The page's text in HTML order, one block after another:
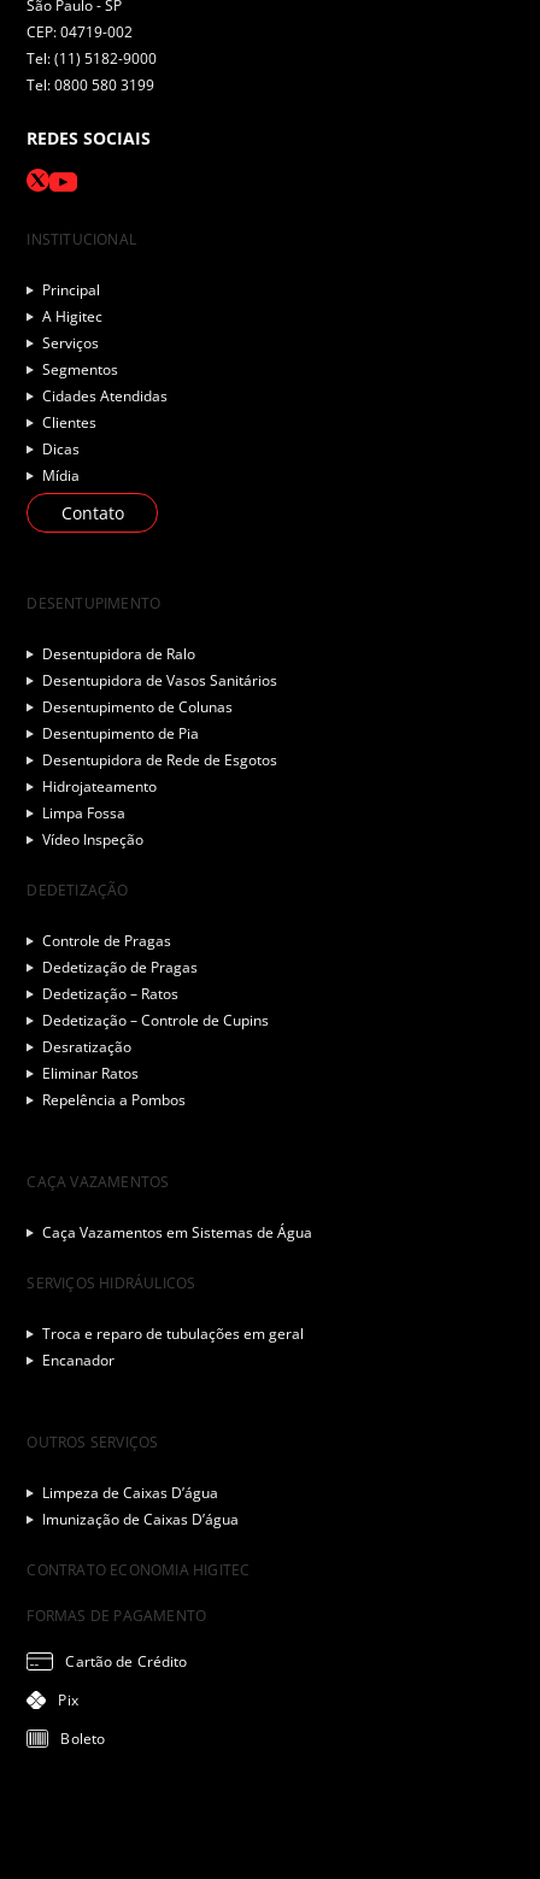
São Paulo -SP
CEP: 04719-002
Tel: (11) 5182-9000
Tel: 0800 580 3199
REDES SOCIAIS
INSTITUCIONAL
Principal
A Higitec
Serviços
Segmentos
Cidades Atendidas
Clientes
Dicas
Mídia
Contato
DESENTUPIMENTO
Desentupidora de Ralo
Desentupidora de Vasos Sanitários
Desentupimento de Colunas
Desentupimento de Pia
Desentupidora de Rede de Esgotos
Hidrojateamento
Limpa Fossa
Vídeo Inspeção
DEDETIZAÇÃO
Controle de Pragas
Dedetização de Pragas
Dedetização – Ratos
Dedetização – Controle de Cupins
Desratização
Eliminar Ratos
Repelência a Pombos
CAÇA VAZAMENTOS
Caça Vazamentos em Sistemas de Água
SERVIÇOS HIDRÁULICOS
Troca e reparo de tubulações em geral
Encanador
OUTROS SERVIÇOS
Limpeza de Caixas D’água
Imunização de Caixas D’água
CONTRATO ECONOMIA HIGITEC
FORMAS DE PAGAMENTO
Cartão de Crédito
Pix
Boleto